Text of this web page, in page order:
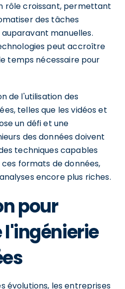
rôle croissant, permettant
des tâches
manuelles.
peut accroître
temps nécessaire pour
de l'utilisation des
telles que les vidéos et
un défi et une
des données doivent
techniques capables
formats de données,
encore plus riches.
pour
l'ingénierie
évolutions, les entreprises